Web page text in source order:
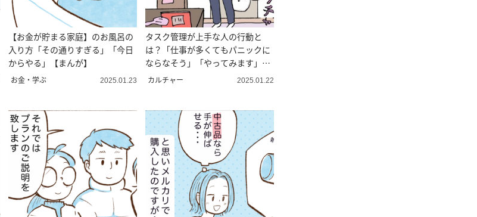
【お金が貯まる家庭】のお風呂の
入り方「その通りすぎる」「今日
からやる」【まんが】
お金・学ぶ 2025.01.23
タスク管理が上手な人の行動と
は？「仕事が多くてもパニックに
ならなそう」「やってみます」＜
4コマ漫画＞
カルチャー 2025.01.22